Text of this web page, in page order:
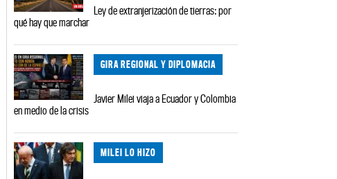
Ley de extranjerización de tierras: por
qué hay que marchar
GIRA REGIONAL Y DIPLOMACIA
Javier Milei viaja a Ecuador y Colombia
en medio de la crisis
MILEI LO HIZO